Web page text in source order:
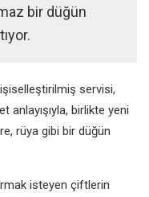
bir düğün
servisi,
birlikte yeni
rüya gibi bir düğün
isteyen çiftlerin